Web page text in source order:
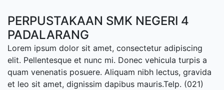
PERPUSTAKAAN SMK NEGERI 4
PADALARANG
Lorem ipsum dolor sit amet, consectetur adipiscing
elit. Pellentesque et nunc mi. Donec vehicula turpis a
quam venenatis posuere. Aliquam nibh lectus, gravida
et leo sit amet, dignissim dapibus mauris.Telp. (021)